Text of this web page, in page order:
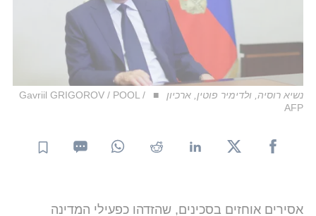
נשיא רוסיה, ולדימיר פוטין, ארכיון
Gavriil GRIGOROV / POOL /
AFP
אסירים אוחזים בסכינים, שהזדהו כפעילי המדינה